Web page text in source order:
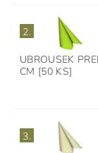
2.
UBROUSEK
CM [50 KS]
3.